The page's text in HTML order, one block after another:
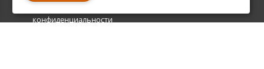
конфиденциальности